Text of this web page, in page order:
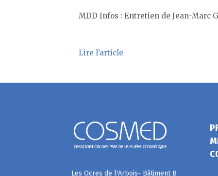
MDD Infos : Entretien de Jean-Marc
Lire l’article
Les Ocres de l'Arbois- Bâtiment B